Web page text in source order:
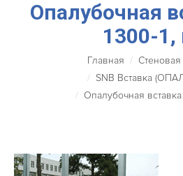
ГЛАВНАЯ
О КОМПАНИИ
УСЛУГИ
ОБЪЕКТЫ
Опалубочная
1300-
Главная
SNB Вставка
Опалубочная вставка